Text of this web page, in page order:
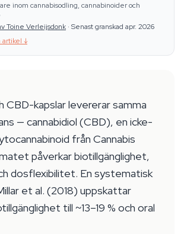
inom cannabisodling, cannabinoider och
Toine Verleijsdonk · Senast granskad apr. 2026
artikel ↓
CBD-kapslar levererar samma
— cannabidiol (CBD), en icke-
från Cannabis
påverkar biotillgänglighet,
dosflexibilitet. En systematisk
et al. (2018) uppskattar
till ~13–19 % och oral